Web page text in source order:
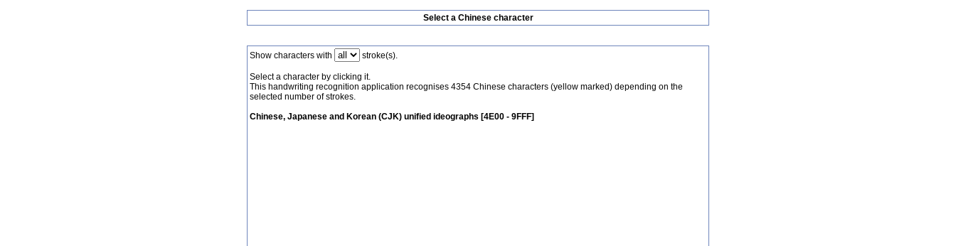
Select a Chinese character
Show characters with stroke(s).
Select a character by clicking it.
This handwriting recognition application recognises 4354 Chinese characters (yellow marked) depending on the
selected number of strokes.
Chinese, Japanese and Korean (CJK) unified ideographs [4E00 - 9FFF]